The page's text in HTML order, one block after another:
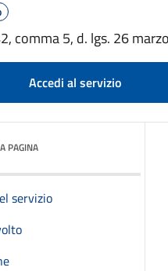
comma 5, d. lgs. 26
Accedi al servizio
PAGINA
servizio